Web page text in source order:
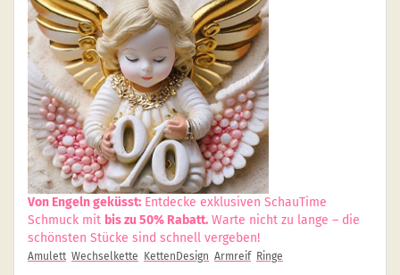
Von Engeln geküsst: Entdecke exklusiven SchauTime
Schmuck mit bis zu 50% Rabatt. Warte nicht zu lange – die
schönsten Stücke sind schnell vergeben!
Amulett Wechselkette KettenDesign Armreif Ringe